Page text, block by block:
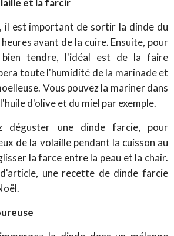
et la farcir
il est important de sortir la dinde du
avant de la cuire. Ensuite, pour
bien tendre, l'idéal est de la faire
toute l'humidité de la marinade et
Vous pouvez la mariner dans
d'olive et du miel par exemple.
déguster une dinde farcie, pour
de la volaille pendant la cuisson au
la farce entre la peau et la chair.
une recette de dinde farcie